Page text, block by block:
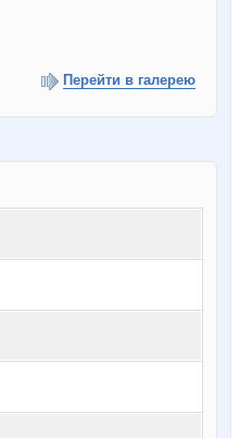
Перейти в галерею